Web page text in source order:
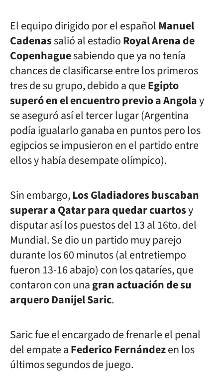
El equipo dirigido por el españolManuel
Cadenassalió al estadioRoyal Arena de
Copenhaguesabiendo que ya no tenía
chances de clasificarse entre los primeros
tres de su grupo, debido a queEgipto
superó en el encuentro previo a Angolay
se aseguró así el tercer lugar (Argentina
podía igualarlo ganaba en puntos pero los
egipcios se impusieron en el partido entre
ellos y había desempate olímpico).
Sin embargo,Los Gladiadores buscaban
superar a Qatar para quedar cuartosy
disputar así los puestos del 13 al 16to. del
Mundial. Se dio un partido muy parejo
durante los 60 minutos (al entretiempo
fueron 13-16 abajo) con los qataríes, que
contaron con unagran actuación de su
arquero Danijel Saric.
Saric fue el encargado de frenarle el penal
del empate aFederico Fernándezen los
últimos segundos de juego.